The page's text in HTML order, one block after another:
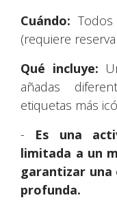
Cuándo:
(requiere reserva
Qué incluye:
añadas
etiquetas más
- Es una
limitada a un
garantizar una
profunda.